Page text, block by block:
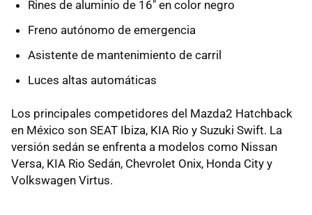
Rines de aluminio de 16" en color negro
Freno autónomo de emergencia
Asistente de mantenimiento de carril
Luces altas automáticas
Los principales competidores del Mazda2 Hatchback
en México son SEAT Ibiza, KIA Rio y Suzuki Swift. La
versión sedán se enfrenta a modelos como Nissan
Versa, KIA Rio Sedán, Chevrolet Onix, Honda City y
Volkswagen Virtus.